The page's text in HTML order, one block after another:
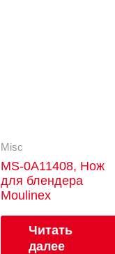
Misc
MS-0A11408, Нож
для блендера
Moulinex
Читать
далее